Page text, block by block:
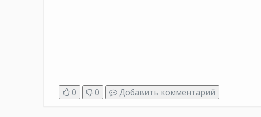
0
0 Добавить комментарий